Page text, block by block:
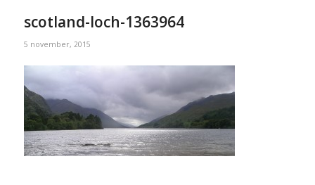
scotland-loch-1363964
5 november, 2015